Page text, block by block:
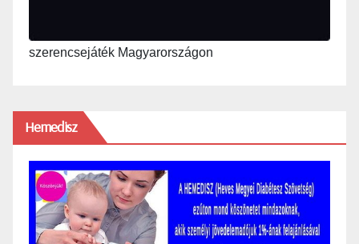
szerencsejáték Magyarországon
Hemedisz